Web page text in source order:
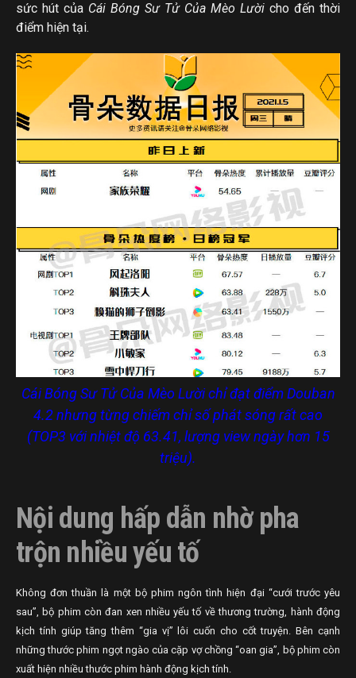
sức hút của Cái Bóng Sư Tử Của Mèo Lười cho đến thời
điểm hiện tại.
Cái Bóng Sư Tử Của Mèo Lười chỉ đạt điểm Douban
4.2 nhưng từng chiếm chỉ số phát sóng rất cao
(TOP3 với nhiệt độ 63.41, lượng view ngày hơn 15
triệu).
Nội dung hấp dẫn nhờ pha
trộn nhiều yếu tố
Không đơn thuần là một bộ phim ngôn tình hiện đại “cưới trước yêu
sau”, bộ phim còn đan xen nhiều yếu tố về thương trường, hành động
kịch tính giúp tăng thêm “gia vị” lôi cuốn cho cốt truyện. Bên cạnh
những thước phim ngọt ngào của cặp vợ chồng “oan gia”, bộ phim còn
xuất hiện nhiều thước phim hành động kịch tính.